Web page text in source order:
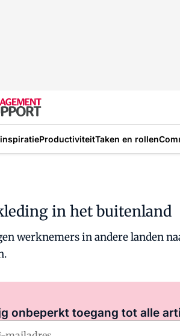
ProductiviteitTaken en rollen
in het buitenland
werknemers in andere landen
onbeperkt toegang tot alle